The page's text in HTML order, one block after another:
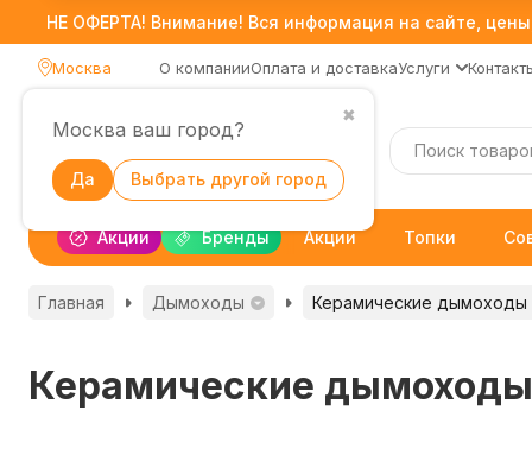
НЕ ОФЕРТА! Внимание! Вся информация на сайте,
Москва
✖
Москва ваш город?
Да Выбрать другой город
О компанииОплата и доставкаУслуги
Акции Бренды Акции Топки
Главная Дымоходы Керамические дымоходы
Керамические дымоходы